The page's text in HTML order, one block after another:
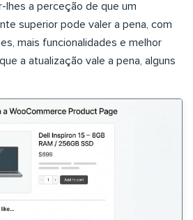
lhes a perceção de que um
superior pode valer a pena, com
mais funcionalidades e melhor
a atualização vale a pena, alguns